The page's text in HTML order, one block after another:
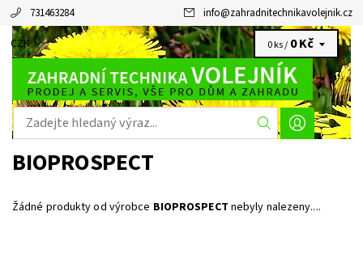
731463284 info@zahradnitechnikavolejnik.cz
CZK 0 ks / 0 Kč
BIOPROSPECT
Žádné produkty od výrobce BIOPROSPECT nebyly nalezeny....